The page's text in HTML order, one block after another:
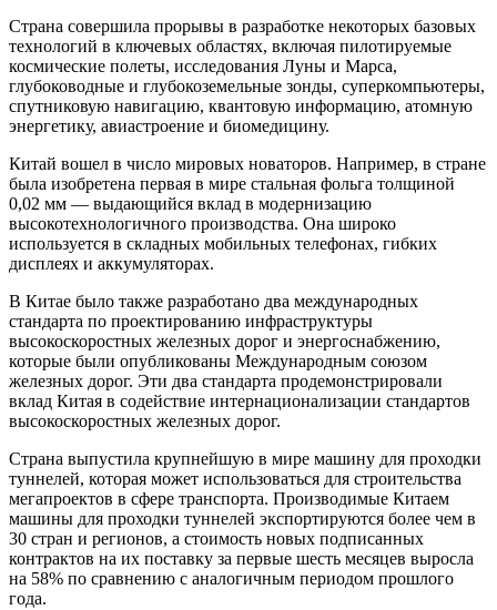
Страна совершила прорывы в разработке некоторых базовых
технологий в ключевых областях, включая пилотируемые
космические полеты, исследования Луны и Марса,
глубоководные и глубокоземельные зонды, суперкомпьютеры,
спутниковую навигацию, квантовую информацию, атомную
энергетику, авиастроение и биомедицину.
Китай вошел в число мировых новаторов. Например, в стране
была изобретена первая в мире стальная фольга толщиной
0,02 мм — выдающийся вклад в модернизацию
высокотехнологичного производства. Она широко
используется в складных мобильных телефонах, гибких
дисплеях и аккумуляторах.
В Китае было также разработано два международных
стандарта по проектированию инфраструктуры
высокоскоростных железных дорог и энергоснабжению,
которые были опубликованы Международным союзом
железных дорог. Эти два стандарта продемонстрировали
вклад Китая в содействие интернационализации стандартов
высокоскоростных железных дорог.
Страна выпустила крупнейшую в мире машину для проходки
туннелей, которая может использоваться для строительства
мегапроектов в сфере транспорта. Производимые Китаем
машины для проходки туннелей экспортируются более чем в
30 стран и регионов, а стоимость новых подписанных
контрактов на их поставку за первые шесть месяцев выросла
на 58% по сравнению с аналогичным периодом прошлого
года.